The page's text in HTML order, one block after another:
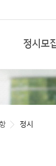
정시모
정시